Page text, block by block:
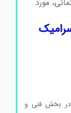
مورد
بخش فنی و